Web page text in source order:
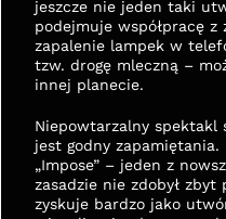
jeszcze nie jeden taki
podejmuje współpracę z
zapalenie lampek w
tzw. drogę mleczną –
innej planecie.
Niepowtarzalny spektakl
jest godny zapamiętania.
„Impose” – jeden z
zasadzie nie zdobył
zyskuje bardzo jako